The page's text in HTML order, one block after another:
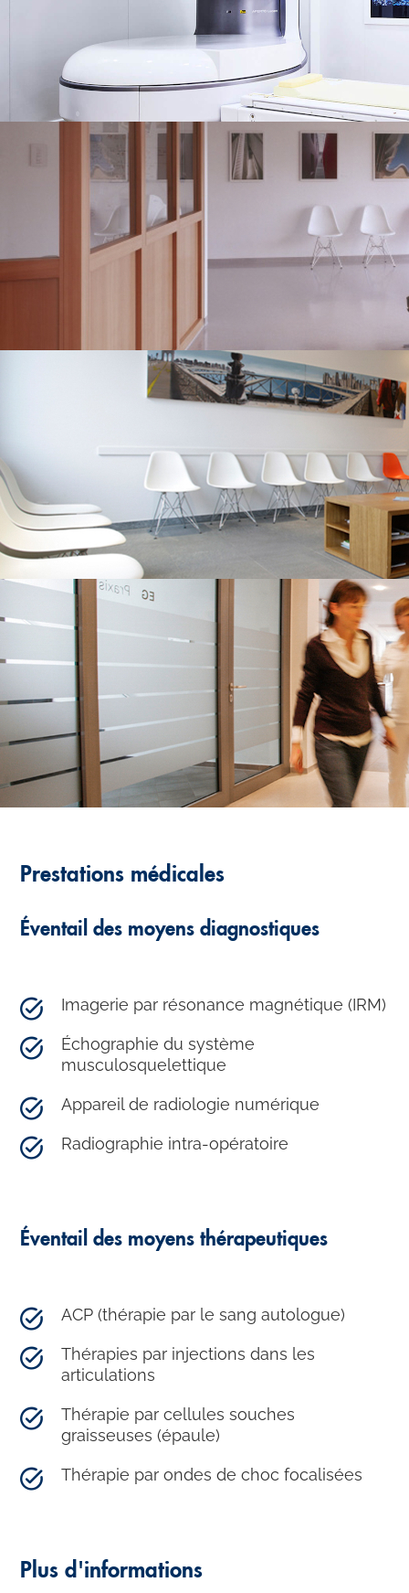
Prestations médicales
Éventail des moyens diagnostiques
Imagerie par résonance magnétique (IRM)
Échographie du système
musculosquelettique
Appareil de radiologie numérique
Radiographie intra-opératoire
Éventail des moyens thérapeutiques
ACP (thérapie par le sang autologue)
Thérapies par injections dans les
articulations
Thérapie par cellules souches
graisseuses (épaule)
Thérapie par ondes de choc focalisées
Plus d'informations